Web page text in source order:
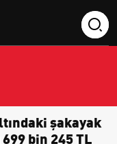
şakayak
bin 245 TL